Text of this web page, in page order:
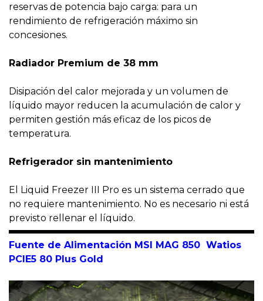
reservas de potencia bajo carga: para un
rendimiento de refrigeración máximo sin
concesiones.
Radiador Premium de 38 mm
Disipación del calor mejorada y un volumen de
líquido mayor reducen la acumulación de calor y
permiten gestión más eficaz de los picos de
temperatura.
Refrigerador sin mantenimiento
El Liquid Freezer III Pro es un sistema cerrado que
no requiere mantenimiento. No es necesario ni está
previsto rellenar el líquido.
Fuente de Alimentación MSI MAG 850 Watios
PCIE5 80 Plus Gold